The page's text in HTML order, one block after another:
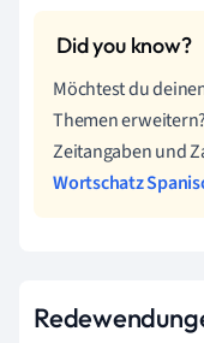
Möchtest du
Themen
Zeitangaben und
Wortschatz